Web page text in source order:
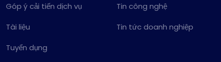
Góp ý cải tiến dịch vụ
Tài liệu
Tuyển dụng
Tin công nghệ
Tin tức doanh nghiệp